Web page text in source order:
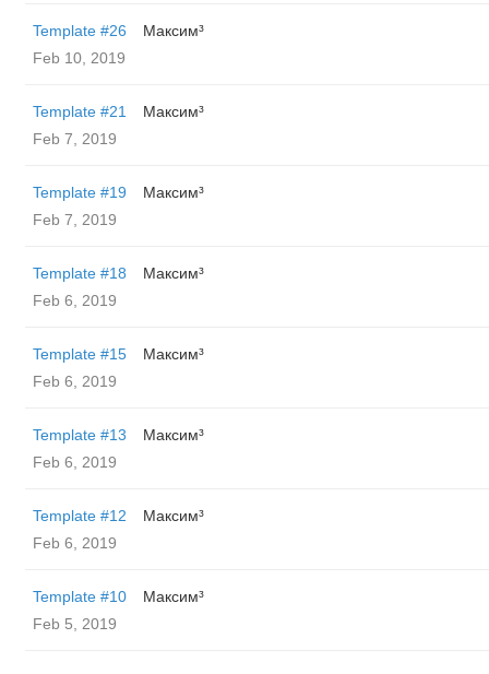
Template #26
Максим³
Feb 10, 2019
Template #21
Максим³
Feb 7, 2019
Template #19
Максим³
Feb 7, 2019
Template #18
Максим³
Feb 6, 2019
Template #15
Максим³
Feb 6, 2019
Template #13
Максим³
Feb 6, 2019
Template #12
Максим³
Feb 6, 2019
Template #10
Максим³
Feb 5, 2019